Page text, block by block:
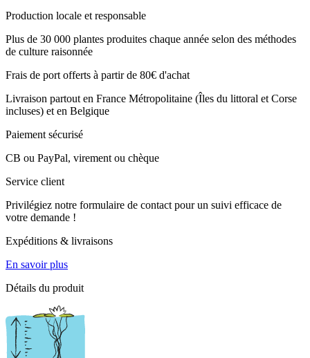
Production locale et responsable
Plus de 30 000 plantes produites chaque année selon des méthodes
de culture raisonnée
Frais de port offerts à partir de 80€ d'achat
Livraison partout en France Métropolitaine (Îles du littoral et Corse
incluses) et en Belgique
Paiement sécurisé
CB ou PayPal, virement ou chèque
Service client
Privilégiez notre formulaire de contact pour un suivi efficace de
votre demande !
Expéditions & livraisons
En savoir plus
Détails du produit